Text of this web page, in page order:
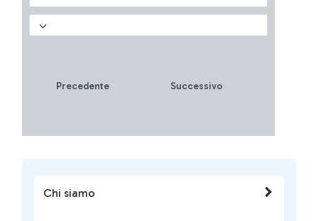
Chi siamo
biglietti omaggio?
Precedente Successivo